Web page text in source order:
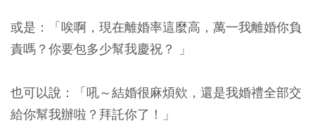
或是：
「唉啊，現在離婚率這麼高，萬一我離婚你負
責嗎？你要包多少幫我慶祝？ 」
也可以說：
「吼～結婚很麻煩欸，還是我婚禮全部交
給你幫我辦啦？拜託你了！」